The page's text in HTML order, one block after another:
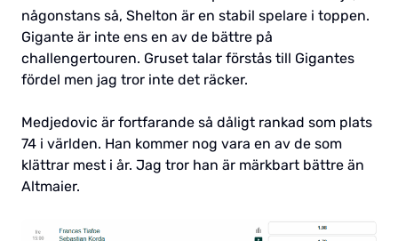
någonstans så, Shelton är en stabil spelare i toppen.
Gigante är inte ens en av de bättre på
challengertouren. Gruset talar förstås till Gigantes
fördel men jag tror inte det räcker.
Medjedovic är fortfarande så dåligt rankad som plats
74 i världen. Han kommer nog vara en av de som
klättrar mest i år. Jag tror han är märkbart bättre än
Altmaier.